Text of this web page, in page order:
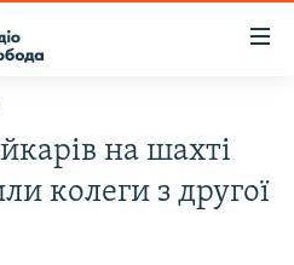
на шахті
колеги з другої